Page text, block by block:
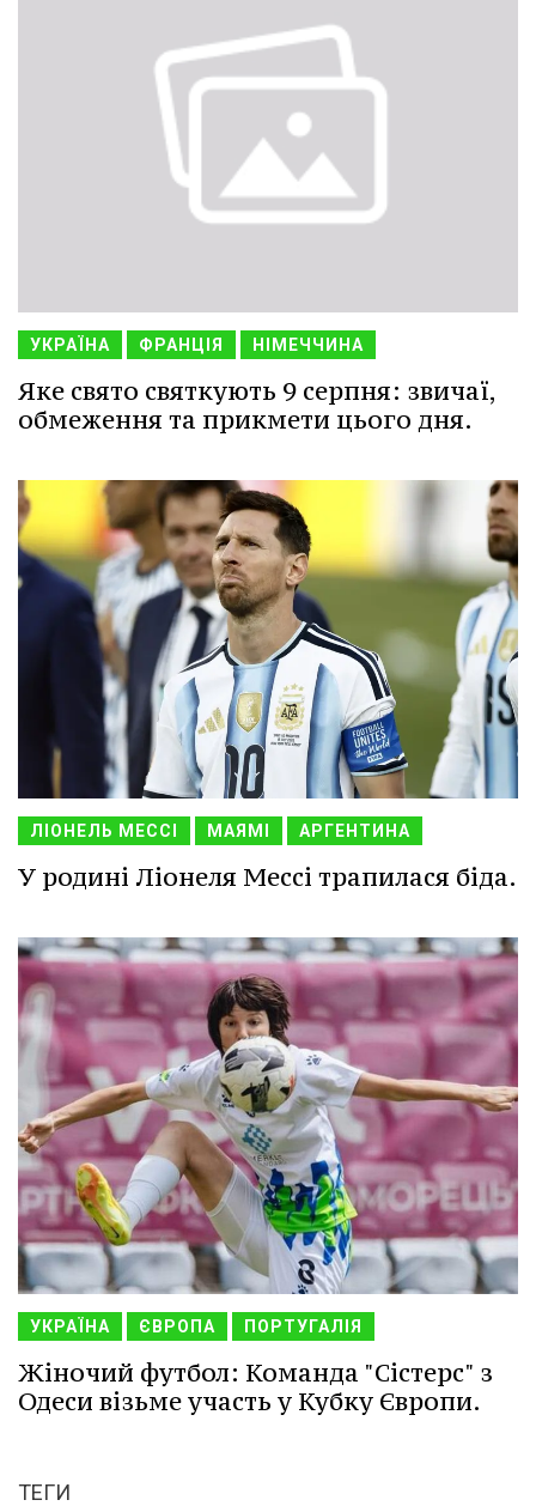
УКРАЇНА ФРАНЦІЯ НІМЕЧЧИНА
Яке свято святкують 9 серпня: звичаї,
обмеження та прикмети цього дня.
ЛІОНЕЛЬ МЕССІ МАЯМІ АРГЕНТИНА
У родині Ліонеля Мессі трапилася біда.
УКРАЇНА ЄВРОПА ПОРТУГАЛІЯ
Жіночий футбол: Команда "Сістерс" з
Одеси візьме участь у Кубку Європи.
ТЕГИ